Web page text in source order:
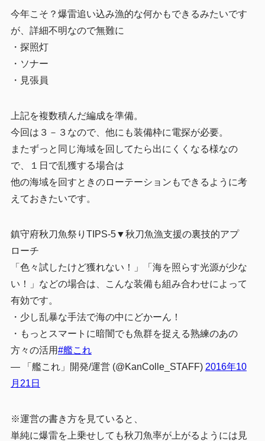
今年こそ？爆雷追い込み漁的な何かもできるみたいです
が、詳細不明なので無難に
・探照灯
・ソナー
・見張員
上記を複数積んだ編成を準備。
今回は３－３なので、他にも装備枠に電探が必要。
またずっと同じ海域を回してたら出にくくなる様なの
で、１日で乱獲する場合は
他の海域を回すときのローテーションもできるように考
えておきたいです。
鎮守府秋刀魚祭りTIPS-5▼秋刀魚漁支援の裏技的アプ
ローチ
「色々試したけど獲れない！」「海を照らす光源が少な
い！」などの場合は、こんな装備も組み合わせによって
有効です。
・少し乱暴な手法で海の中にどかーん！
・もっとスマートに暗闇でも魚群を捉える熟練のあの
方々の活用#艦これ
— 「艦これ」開発/運営 (@KanColle_STAFF) 2016年10
月21日
※運営の書き方を見ていると、
単純に爆雷を上乗せしても秋刀魚率が上がるようには見